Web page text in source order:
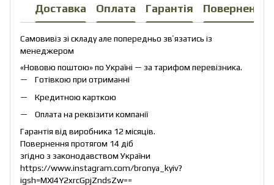
Доставка Оплата Гарантія Повернення
Самовивіз зі складу але попередньо звʼязатись із
менеджером
«Нововю поштою» по Україні — за тарифом перевізника.
Готівкою при отриманні
Кредитною карткою
Оплата на реквізити компанії
Гарантія від виробника 12 місяців.
Повернення протягом 14 діб
згідно з законодавством України
https://www.instagram.com/bronya_kyiv?
igsh=MXI4Y2xrcGpjZndsZw==